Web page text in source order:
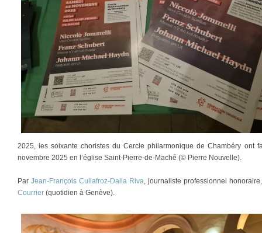
2025, les soixante choristes du Cercle philarmonique de Chambéry ont
novembre 2025 en l’église Saint-Pierre-de-Maché (© Pierre Nouvelle).
Par Jean-François Cullafroz-Dalla Riva , journaliste professionnel
Courrier (quotidien à Genève).